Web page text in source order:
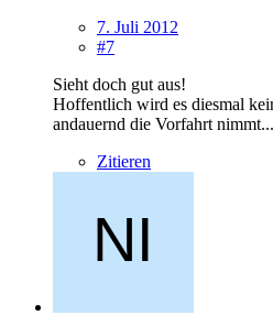
7. Juli 2012
#7
Sieht doch gut aus!
Hoffentlich wird es diesmal
andauernd die Vorfahrt nimmt...
Zitieren